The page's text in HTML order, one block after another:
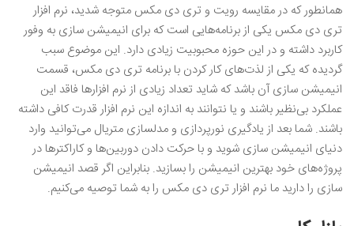
همانطور که در مقایسه رویت و تری دی مکس متوجه شدید، نرم‌ افزار
تری دی مکس یکی از برنامه‌هایی است که برای انیمیشن‌ سازی به وفور
کاربرد داشته و در این حوزه محبوبیت زیادی دارد. این موضوع سبب
گردیده که یکی از لذت‌های کار کردن با برنامه تری دی مکس، قسمت
انیمیشن سازی آن باشد که شاید تعداد زیادی از نرم‌ افزارها فاقد این
عملکرد بی‌نظیر باشند و یا نتوانند به اندازه این نرم ‌افزار قدرت کافی داشته
باشند. شما بعد از یادگیری نورپردازی و مدلسازی متریال می‌توانید وارد
دنیای انیمیشن سازی شوید و با حرکت دادن دوربین‌ها و کاراکترها در
پروژه‌های خود بهترین انیمیشن را بسازید. بنابراین اگر قصد انیمیشن
سازی را دارید ما نرم ‌افزار تری دی مکس را به شما توصیه می‌کنیم.